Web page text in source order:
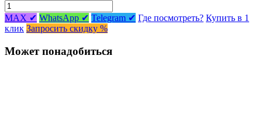
MAX ✔ WhatsApp ✔ Telegram ✔ Где посмотреть? Купить в 1
клик Запросить скидку %
Может понадобиться